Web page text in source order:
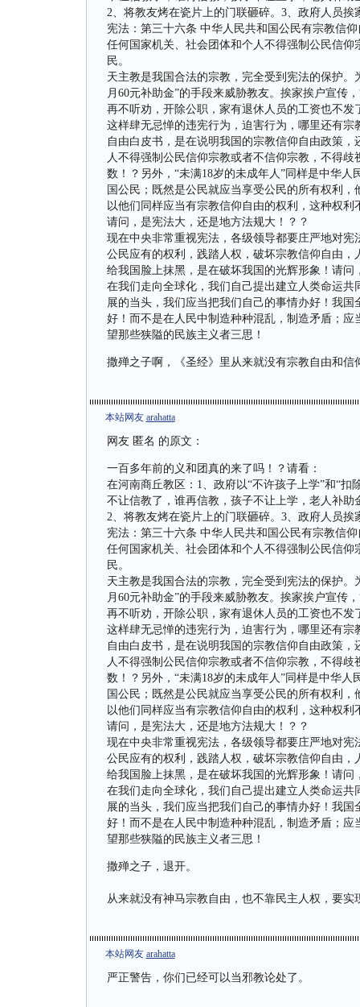
2、将教友烤在瓷片上的门联砸碎。3、政府人员挨
宪法：第三十六条 中华人民共和国公民有宗教信仰
任何国家机关、社会团体和个人不得强制公民信
民。
天主教是我国合法的宗教，完全受到宪法的保护
月60元补助金”的手段来威胁教友。挨家挨户宣传
再不听劝，开除公职，家有退休人员的工资也不
这样肆无忌惮的违宪行为，迫害行为，哪里还有
自由白皮书，是在说明我国的宗教信仰自由政策
人不得强制公民信仰宗教或者不信仰宗教，不得
数！？另外，“未满18岁的未成年人”同样是中华
国公民；既然是公民就应当享受公民的所有权利
以他们同样应当有宗教信仰自由的权利，这种权
请问，是宪法大，还是地方法规大！？？
现在中央非常重视宪法，各级领导都要庄严地对
公民应有的权利，践踏人权，破坏宗教信仰自由
给我国脸上抹黑，是在破坏我国的光辉形象！请
在我们走向全球化，我们自己提出建立人类命运
展的当头，我们应当把我们自己的事情办好！我
好！而不是在人民中制造种种混乱，制造矛盾；
望那些狭隘的民族主义者三思！
撒殚之子啊，《圣经》里从来就没有宗教自由和信
本站网友 arahatta
网友 匿名 的原文：
一百多年前的义和团真的来了吗！？请看：
在河南商丘教区：1、政府以“不许孩子上学”和“
不让信教了，谁再信教，孩子不让上学，老人补
2、将教友烤在瓷片上的门联砸碎。3、政府人员挨
宪法：第三十六条 中华人民共和国公民有宗教信仰
任何国家机关、社会团体和个人不得强制公民信
民。
天主教是我国合法的宗教，完全受到宪法的保护
月60元补助金”的手段来威胁教友。挨家挨户宣传
再不听劝，开除公职，家有退休人员的工资也不
这样肆无忌惮的违宪行为，迫害行为，哪里还有
自由白皮书，是在说明我国的宗教信仰自由政策
人不得强制公民信仰宗教或者不信仰宗教，不得
数！？另外，“未满18岁的未成年人”同样是中华
国公民；既然是公民就应当享受公民的所有权利
以他们同样应当有宗教信仰自由的权利，这种权
请问，是宪法大，还是地方法规大！？？
现在中央非常重视宪法，各级领导都要庄严地对
公民应有的权利，践踏人权，破坏宗教信仰自由
给我国脸上抹黑，是在破坏我国的光辉形象！请
在我们走向全球化，我们自己提出建立人类命运
展的当头，我们应当把我们自己的事情办好！我
好！而不是在人民中制造种种混乱，制造矛盾；
望那些狭隘的民族主义者三思！
撒殚之子，退开。
从来就没有神马宗教自由，也不靠民主人权，要实
本站网友 arahatta
严正警告，你们已经可以当邪教论处了。